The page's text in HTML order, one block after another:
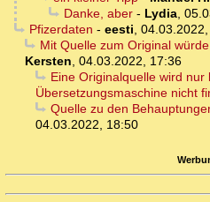
Danke, aber- Lydia,
Pfizerdaten - eesti,
Mit Quelle zum Original
Kersten, 04.03.2022, 17:36
Eine Originalquelle wird
Übersetzungsmaschine nicht
Quelle zu den
04.03.2022, 18:50